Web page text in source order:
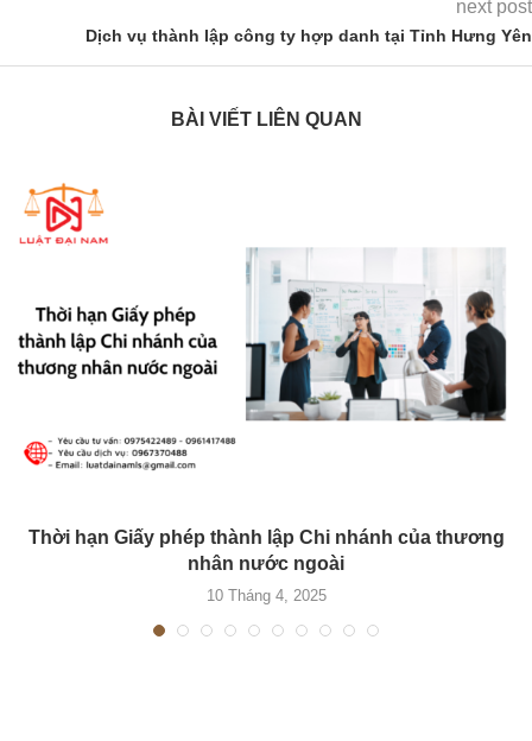
next post
Dịch vụ thành lập công ty hợp danh tại Tỉnh Hưng Yên
BÀI VIẾT LIÊN QUAN
Thời hạn Giấy phép thành lập Chi nhánh của thương
nhân nước ngoài
10 Tháng 4, 2025